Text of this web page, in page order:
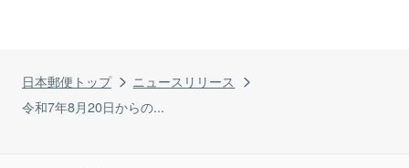
日本郵便トップ
ニュースリリース
令和7年8月20日からの...